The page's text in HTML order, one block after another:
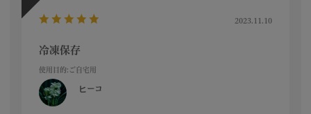
2023.11.10
冷凍保存
使用目的:ご自宅用
ヒーコ